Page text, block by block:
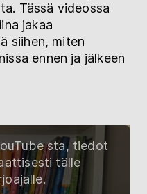
Tässä videossa
jakaa
siihen, miten
ennen ja jälkeen
sta, tiedot
tälle